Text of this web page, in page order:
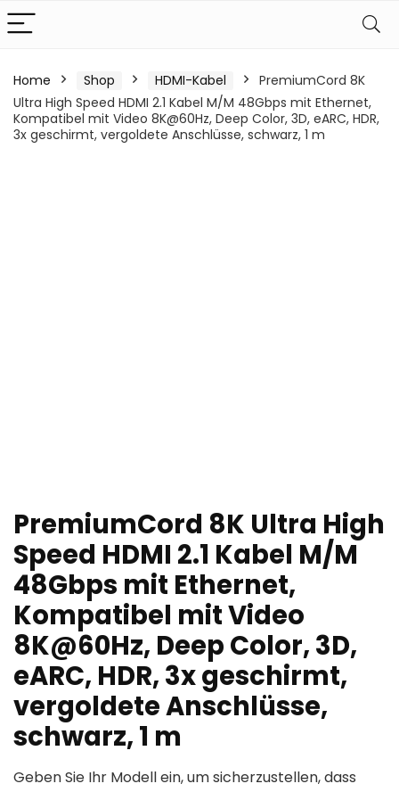
Home Shop HDMI-Kabel
PremiumCord 8K
Ultra High Speed ​​HDMI 2.1 Kabel M/M 48Gbps mit Ethernet,
Kompatibel mit Video 8K@60Hz, Deep Color, 3D, eARC, HDR,
3x geschirmt, vergoldete Anschlüsse, schwarz, 1 m
PremiumCord 8K Ultra High
Speed ​​HDMI 2.1 Kabel M/M
48Gbps mit Ethernet,
Kompatibel mit Video
8K@60Hz, Deep Color, 3D,
eARC, HDR, 3x geschirmt,
vergoldete Anschlüsse,
schwarz, 1 m
Geben Sie Ihr Modell ein, um sicherzustellen, dass